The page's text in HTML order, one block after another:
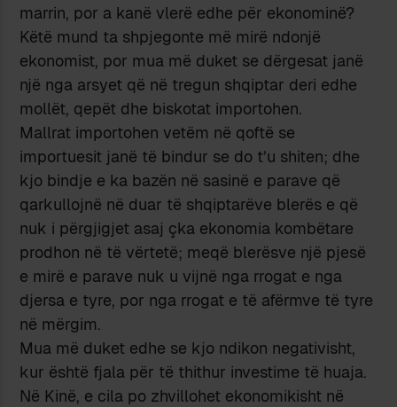
marrin, por a kanë vlerë edhe për ekonominë?
Këtë mund ta shpjegonte më mirë ndonjë
ekonomist, por mua më duket se dërgesat janë
një nga arsyet që në tregun shqiptar deri edhe
mollët, qepët dhe biskotat importohen.
Mallrat importohen vetëm në qoftë se
importuesit janë të bindur se do t’u shiten; dhe
kjo bindje e ka bazën në sasinë e parave që
qarkullojnë në duar të shqiptarëve blerës e që
nuk i përgjigjet asaj çka ekonomia kombëtare
prodhon në të vërtetë; meqë blerësve një pjesë
e mirë e parave nuk u vijnë nga rrogat e nga
djersa e tyre, por nga rrogat e të afërmve të tyre
në mërgim.
Mua më duket edhe se kjo ndikon negativisht,
kur është fjala për të thithur investime të huaja.
Në Kinë, e cila po zhvillohet ekonomikisht në